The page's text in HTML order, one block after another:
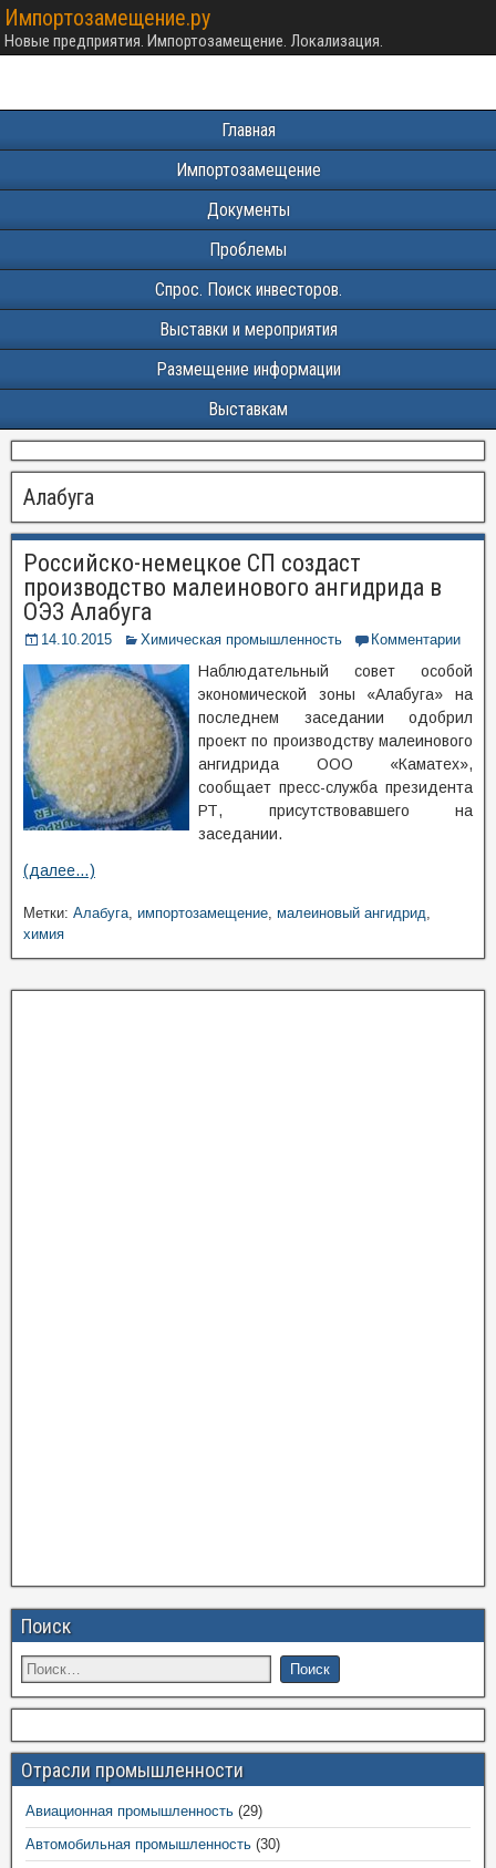
Импортозамещение.ру
Новые предприятия. Импортозамещение. Локализация.
Главная
Импортозамещение
Документы
Проблемы
Спрос. Поиск инвесторов.
Выставки и мероприятия
Размещение информации
Выставкам
Алабуга
Российско-немецкое СП создаст
производство малеинового ангидрида в
ОЭЗ Алабуга
14.10.2015 Химическая промышленность Комментарии
Наблюдательный совет особой
экономической зоны «Алабуга» на
последнем заседании одобрил
проект по производству малеинового
ангидрида ООО «Каматех»,
сообщает пресс-служба президента
РТ, присутствовавшего на
заседании.
(далее…)
Метки: Алабуга, импортозамещение, малеиновый ангидрид,
химия
Поиск
Отрасли промышленности
Авиационная промышленность (29)
Автомобильная промышленность (30)